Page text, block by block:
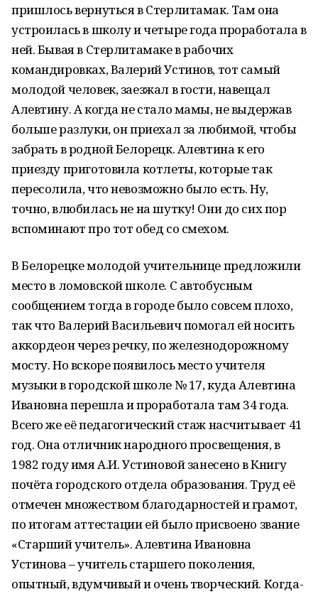
пришлось вернуться в Стерлитамак. Там она
устроилась в школу и четыре года проработала в
ней. Бывая в Стерлитамаке в рабочих
командировках, Валерий Устинов, тот самый
молодой человек, заезжал в гости, навещал
Алевтину. А когда не стало мамы, не выдержав
больше разлуки, он приехал за любимой, чтобы
забрать в родной Белорецк. Алевтина к его
приезду приготовила котлеты, которые так
пересолила, что невозможно было есть. Ну,
точно, влюбилась не на шутку! Они до сих пор
вспоминают про тот обед со смехом.
В Белорецке молодой учительнице предложили
место в ломовской школе. С автобусным
сообщением тогда в городе было совсем плохо,
так что Валерий Васильевич помогал ей носить
аккордеон через речку, по железнодорожному
мосту. Но вскоре появилось место учителя
музыки в городской школе № 17, куда Алевтина
Ивановна перешла и проработала там 34 года.
Всего же её педагогический стаж насчитывает 41
год. Она отличник народного просвещения, в
1982 году имя А.И. Устиновой занесено в Книгу
почёта городского отдела образования. Труд её
отмечен множеством благодарностей и грамот,
по итогам аттестации ей было присвоено звание
«Старший учитель». Алевтина Ивановна
Устинова – учитель старшего поколения,
опытный, вдумчивый и очень творческий. Когда-